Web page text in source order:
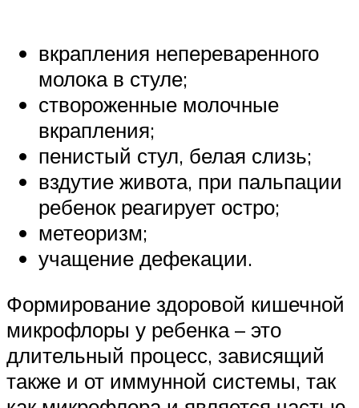
вкрапления непереваренного
молока в стуле;
створоженные молочные
вкрапления;
пенистый стул, белая слизь;
вздутие живота, при пальпации
ребенок реагирует остро;
метеоризм;
учащение дефекации.
Формирование здоровой кишечной
микрофлоры у ребенка – это
длительный процесс, зависящий
также и от иммунной системы, так